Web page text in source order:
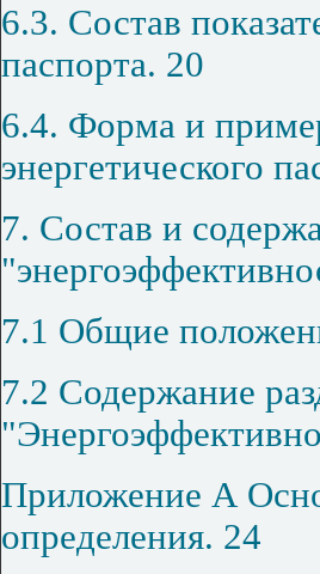
6.3. Состав
паспорта. 20
6.4. Форма и
энергетического
7. Состав и
"э
7.1 Общие
7.2 Содержание
Приложение А
определения. 24